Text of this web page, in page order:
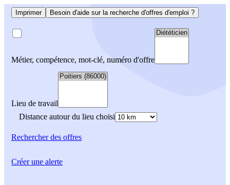
Imprimer Besoin d'aide sur la recherche d'offres d'emploi ?
Métier, compétence, mot-clé, numéro d'offre
Lieu de travail
Distance autour du lieu choisi
Rechercherdes offres
Créer une alerte